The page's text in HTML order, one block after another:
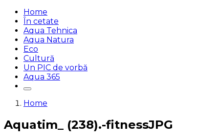
Home
În cetate
Aqua Tehnica
Aqua Natura
Eco
Cultură
Un PIC de vorbă
Aqua 365
Home
Aquatim_ (238).-fitnessJPG